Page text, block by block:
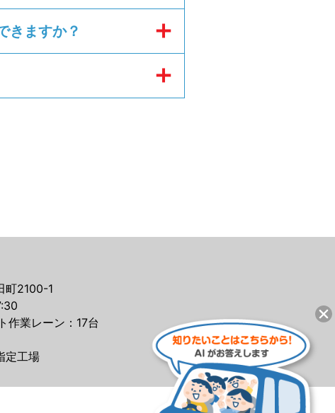
きますか？
町2100-1
業レーン：17台
定工場